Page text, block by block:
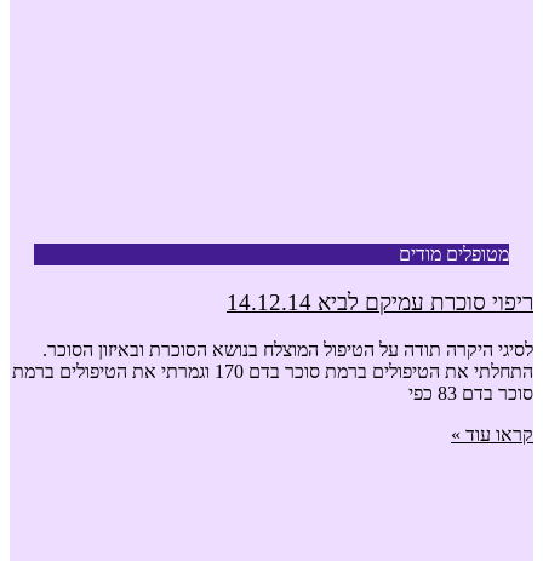
מטופלים מודים
ריפוי סוכרת עמיקם לביא 14.12.14
לסיגי היקרה תודה על הטיפול המוצלח בנושא הסוכרת ובאיזון הסוכר.
התחלתי את הטיפולים ברמת סוכר בדם 170 וגמרתי את הטיפולים ברמת
סוכר בדם 83 כפי
קראו עוד »